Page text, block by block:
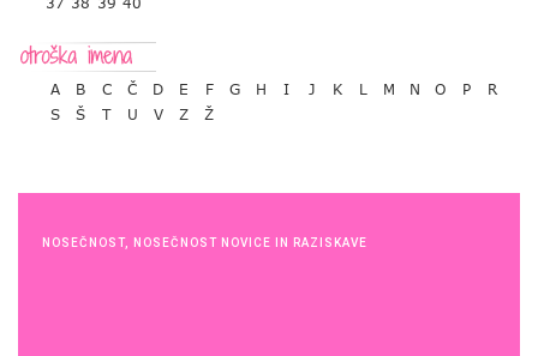
A B C Č D E F G H I J K L M N O P
R
S
Š T U V Z Ž
NOSEČNOST, NOSEČNOST NOVICE IN RAZISKAVE